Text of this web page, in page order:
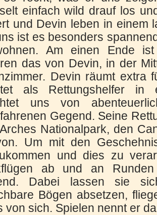
einfach wild drauf los
und Devin leben in einem
ist es besonders
Am einen Ende
das von Devin, in der
Devin räumt extra
als Rettungshelfer in
uns von
Gegend. Seine
Nationalpark, den
Um mit den
und dies zu
ab und an
Dabei lassen sie
Bögen absetzen,
von sich. Spielen nennt er